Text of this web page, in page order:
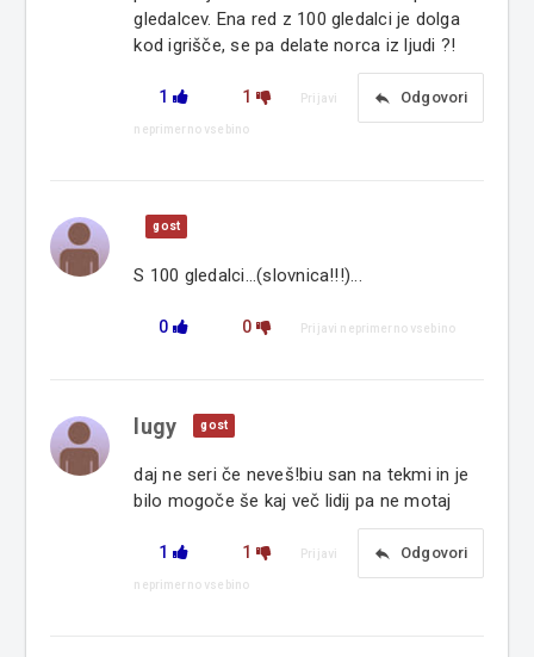
gledalcev. Ena red z 100 gledalci je dolga
kod igrišče, se pa delate norca iz ljudi ?!
1 1 reply Odgovori
Prijavi
neprimerno vsebino
gost
S 100 gledalci...(slovnica!!!)...
0 0 Prijavi neprimerno vsebino
lugy gost
daj ne seri če neveš!biu san na tekmi in je
bilo mogoče še kaj več lidij pa ne motaj
1 1 reply Odgovori
Prijavi
neprimerno vsebino